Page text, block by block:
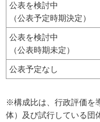
公表を検討中
（公表予定時期決定）
公表を検討中
（公表時期未定）
公表予定なし
※構成比は、行政評価を
体）及び試行している団